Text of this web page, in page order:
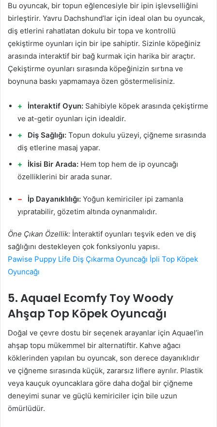
Bu oyuncak, bir topun eğlencesiyle bir ipin işlevselliğini
birleştirir. Yavru Dachshund’lar için ideal olan bu oyuncak,
diş etlerini rahatlatan dokulu bir topa ve kontrollü
çekiştirme oyunları için bir ipe sahiptir. Sizinle köpeğiniz
arasında interaktif bir bağ kurmak için harika bir araçtır.
Çekiştirme oyunları sırasında köpeğinizin sırtına ve
boynuna baskı yapmamaya özen göstermelisiniz.
İnteraktif Oyun: Sahibiyle köpek arasında çekiştirme
ve at-getir oyunları için idealdir.
Diş Sağlığı: Topun dokulu yüzeyi, çiğneme sırasında
diş etlerine masaj yapar.
İkisi Bir Arada: Hem top hem de ip oyuncağı
özelliklerini bir arada sunar.
İp Dayanıklılığı: Yoğun kemiriciler ipi zamanla
yıpratabilir, gözetim altında oynanmalıdır.
Öne Çıkan Özellik: İnteraktif oyunları teşvik eden ve diş
sağlığını destekleyen çok fonksiyonlu yapısı.
Pawise Puppy Life Diş Çıkarma Oyuncağı İpli Top Köpek
Oyuncağı
5. Aquael Ecomfy Toy Woody
Ahşap Top Köpek Oyuncağı
Doğal ve çevre dostu bir seçenek arayanlar için Aquael’in
ahşap topu mükemmel bir alternatiftir. Kahve ağacı
köklerinden yapılan bu oyuncak, son derece dayanıklıdır
ve çiğneme sırasında küçük, zararsız liflere ayrılır. Plastik
veya kauçuk oyuncaklara göre daha doğal bir çiğneme
deneyimi sunar ve güçlü kemiriciler için bile uzun
ömürlüdür.